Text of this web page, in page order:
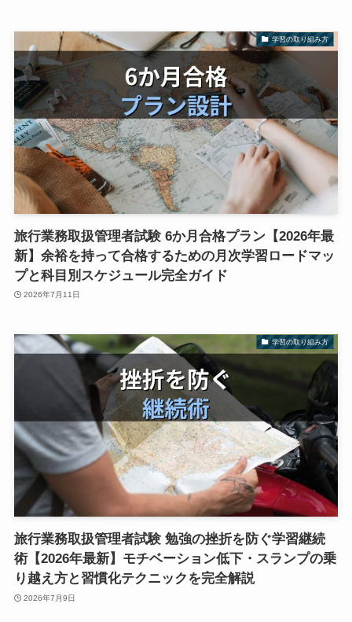
学習の取り組み方
旅行業務取扱管理者試験 6か月合格プラン【2026年最
新】余裕を持って合格するための月次学習ロードマッ
プと科目別スケジュール完全ガイド
2026年7月11日
学習の取り組み方
旅行業務取扱管理者試験 勉強の挫折を防ぐ学習継続
術【2026年最新】モチベーション低下・スランプの乗
り越え方と習慣化テクニックを完全解説
2026年7月9日